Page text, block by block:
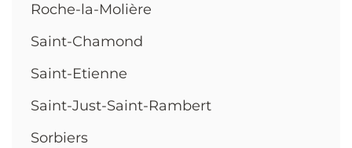
Roche-la-Molière
Saint-Chamond
Saint-Etienne
Saint-Just-Saint-Rambert
Sorbiers